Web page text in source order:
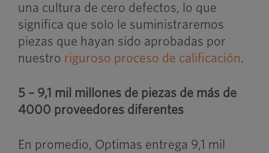
una cultura de cero defectos, lo que
significa que solo le suministraremos
piezas que hayan sido aprobadas por
nuestro riguroso proceso de calificación.
5 – 9,1 mil millones de piezas de más de
4000 proveedores diferentes
En promedio, Optimas entrega 9,1 mil